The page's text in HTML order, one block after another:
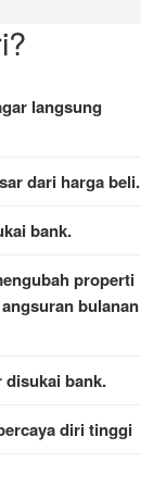
langsung
dari harga beli.
bank.
properti
bulanan
disukai bank.
diri tinggi